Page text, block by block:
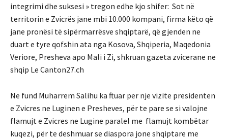
integrimi dhe suksesi » tregon edhe kjo shifer: Sot në
territorin e Zvicrës jane mbi 10.000 kompani, firma këto që
jane pronësi të sipërmarrësve shqiptarë, që gjenden ne
duart e tyre qofshin ata nga Kosova, Shqiperia, Maqedonia
Veriore, Presheva apo Mali i Zi, shkruan gazeta zvicerane ne
shqip Le Canton27.ch
Ne fund Muharrem Salihu ka ftuar per nje vizite presidenten
e Zvicres ne Luginen e Presheves, për te pare se si valojne
flamujt e Zvicres ne Lugine paralel me flamujt kombëtar
kuqezi, për te deshmuar se diaspora jone shqiptare me